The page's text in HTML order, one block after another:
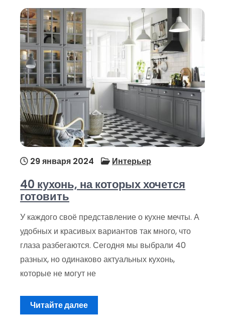
29 января 2024 Интерьер
40 кухонь, на которых хочется
готовить
У каждого своё представление о кухне мечты. А
удобных и красивых вариантов так много, что
глаза разбегаются. Сегодня мы выбрали 40
разных, но одинаково актуальных кухонь,
которые не могут не
Читайте далее